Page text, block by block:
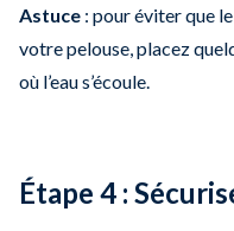
Astuce : pour éviter que
votre pelouse, placez
où l’eau s’écoule.
Étape 4 :